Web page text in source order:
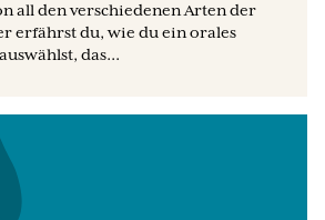
all den verschiedenen Arten der
erfährst du, wie du ein orales
das...